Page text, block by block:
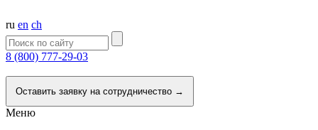
ru en ch
8 (800) 777-29-03
Оставить заявку на сотрудничество →
Меню